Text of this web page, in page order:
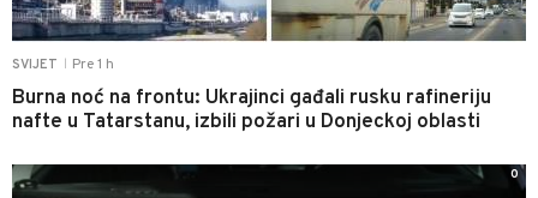
SVIJET Pre 1 h
Burna noć na frontu: Ukrajinci gađali rusku rafineriju
nafte u Tatarstanu, izbili požari u Donjeckoj oblasti
0